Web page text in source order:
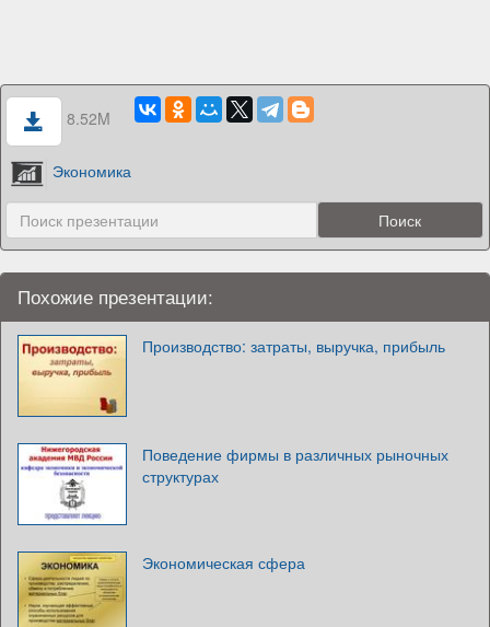
8.52M
Экономика
Похожие презентации:
Производство: затраты, выручка, прибыль
Поведение фирмы в различных рыночных
структурах
Экономическая сфера